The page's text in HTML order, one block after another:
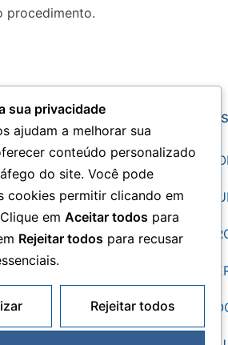
procedimento.
médico-hospitalares,
e compromisso para
na saúde.
Links
sua privacidade
ajudam a melhorar sua
conteúdo personalizado
do site. Você pode
cookies permitir clicando em
em Aceitar todos para
Rejeitar todos para recusar
Rejeitar todos